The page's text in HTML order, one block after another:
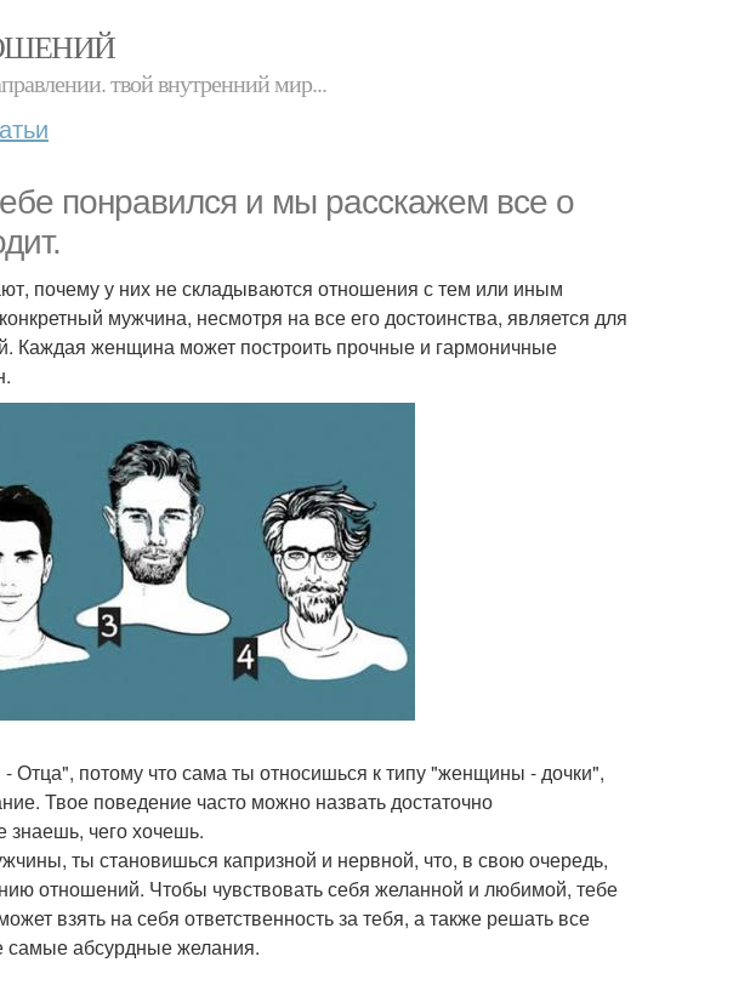
твой внутренний мир...
понравился и мы расскажем все о
почему у них не складываются отношения с тем или иным
мужчина, несмотря на все его достоинства, является для
Каждая женщина может построить прочные и гармоничные
Отца", потому что сама ты относишься к типу "женщины - дочки",
Твое поведение часто можно назвать достаточно
знаешь, чего хочешь.
ты становишься капризной и нервной, что, в свою очередь,
отношений. Чтобы чувствовать себя желанной и любимой, тебе
взять на себя ответственность за тебя, а также решать все
самые абсурдные желания.